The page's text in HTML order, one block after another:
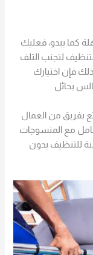
كما يبدو، فعليك
لتجنب التلف
فإن اختيارك
بحائل
بفريق من العمال
مع المنسوجات
للتنظيف بدون